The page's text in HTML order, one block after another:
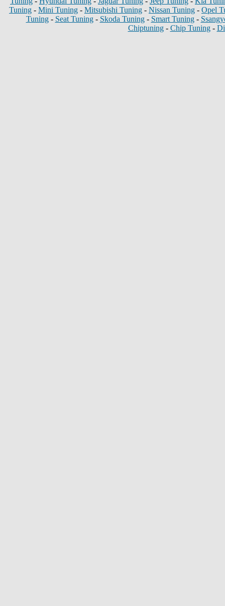
Tuning - Mini Tuning - Mitsubishi Tuning - Nissan Tuning - Opel
Tuning- Seat Tuning- Skoda Tuning- Smart Tuning-
Chiptuning- Chip Tuning-